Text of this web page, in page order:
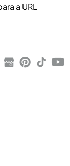
a URL